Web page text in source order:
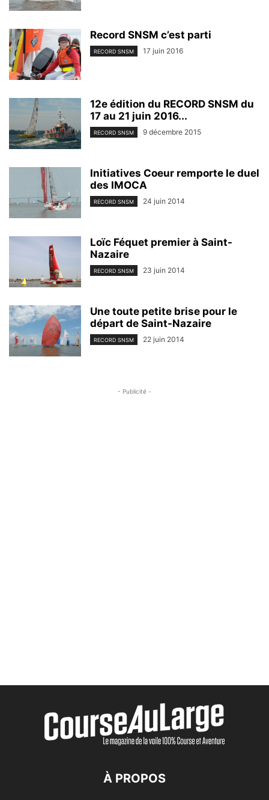
Record SNSM c’est parti
RECORD SNSM 17 juin 2016
12e édition du RECORD SNSM du
17 au 21 juin 2016...
RECORD SNSM 9 décembre 2015
Initiatives Coeur remporte le duel
des IMOCA
RECORD SNSM 24 juin 2014
Loïc Féquet premier à Saint-
Nazaire
RECORD SNSM 23 juin 2014
Une toute petite brise pour le
départ de Saint-Nazaire
RECORD SNSM 22 juin 2014
- Publicité -
À PROPOS